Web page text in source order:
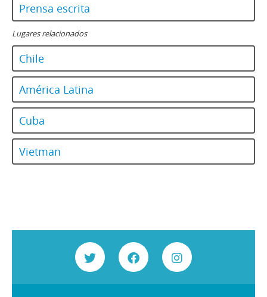
Prensa escrita
Lugares relacionados
Chile
América Latina
Cuba
Vietman